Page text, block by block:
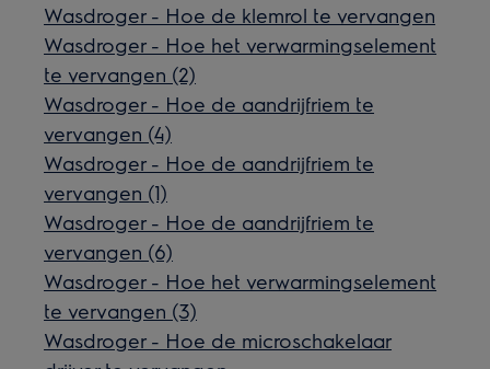
Wasdroger - Hoe de klemrol te vervangen
Wasdroger - Hoe het verwarmingselement
te vervangen (2)
Wasdroger - Hoe de aandrijfriem te
vervangen (4)
Wasdroger - Hoe de aandrijfriem te
vervangen (1)
Wasdroger - Hoe de aandrijfriem te
vervangen (6)
Wasdroger - Hoe het verwarmingselement
te vervangen (3)
Wasdroger - Hoe de microschakelaar